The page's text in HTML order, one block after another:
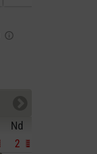
Nd
2